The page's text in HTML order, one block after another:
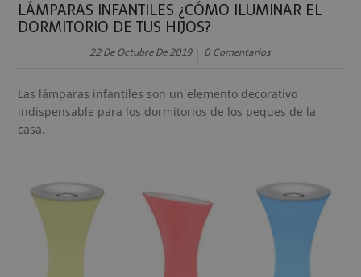
LÁMPARAS INFANTILES ¿CÓMO ILUMINAR EL
DORMITORIO DE TUS HIJOS?
22 De Octubre De 2019 0 Comentarios
Las lámparas infantiles son un elemento decorativo
indispensable para los dormitorios de los peques de la
casa.